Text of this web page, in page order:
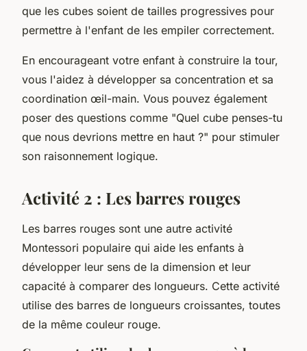
que les cubes soient de tailles progressives pour
permettre à l'enfant de les empiler correctement.
En encourageant votre enfant à construire la tour,
vous l'aidez à développer sa concentration et sa
coordination œil-main. Vous pouvez également
poser des questions comme "Quel cube penses-tu
que nous devrions mettre en haut ?" pour stimuler
son raisonnement logique.
Activité 2 : Les barres rouges
Les barres rouges sont une autre activité
Montessori populaire qui aide les enfants à
développer leur sens de la dimension et leur
capacité à comparer des longueurs. Cette activité
utilise des barres de longueurs croissantes, toutes
de la même couleur rouge.